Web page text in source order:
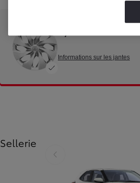
Informations sur les jantes
Sellerie
Diapositive précédente